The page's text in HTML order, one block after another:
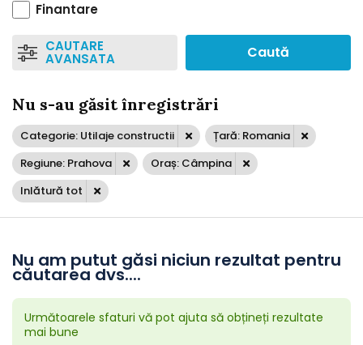
Finantare
CAUTARE
AVANSATA Caută
Nu s-au găsit înregistrări
Categorie: Utilaje constructii
Țară: Romania
Regiune: Prahova
Oraș: Câmpina
Inlătură tot
Nu am putut găsi niciun rezultat pentru
căutarea dvs....
Următoarele sfaturi vă pot ajuta să obțineți rezultate
mai bune